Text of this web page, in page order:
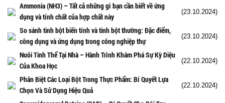
Ammonia (NH3) – Tất cả những gì bạn cần biết về ứng
dụng và tính chất của hợp chất này
(23.10.2024)
So sánh tinh bột biến tính và tinh bột thường: Đặc điểm,
công dụng và ứng dụng trong công nghiệp thự
(23.10.2024)
Nuôi Tinh Thể Tại Nhà – Hành Trình Khám Phá Sự Kỳ Diệu
Của Khoa Học
(22.10.2024)
Phân Biệt Các Loại Bột Trong Thực Phẩm: Bí Quyết Lựa
Chọn Và Sử Dụng Hiệu Quả
(22.10.2024)